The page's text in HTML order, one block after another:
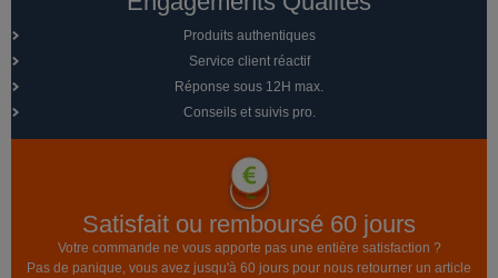
Produits authentiques
Service client réactif
Réponse sous 12H max.
Conseils et suivis pro.
Satisfait ou remboursé 60 jours
Votre commande ne vous apporte pas une entière satisfaction ?
Pas de panique, vous avez jusqu'à 60 jours pour nous retourner un article